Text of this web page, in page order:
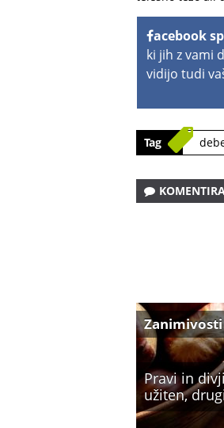
acebook
ki jih z vami
vidijo tudi
Tag
Pravi in
užiten,
Zanimivosti